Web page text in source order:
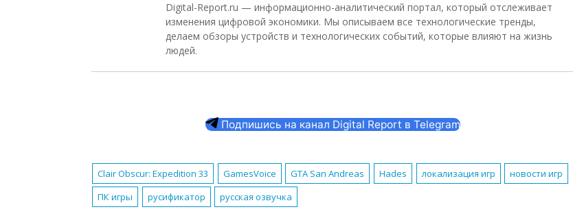
Digital-Report.ru — информационно-аналитический портал, который отслеживает
изменения цифровой экономики. Мы описываем все технологические тренды,
делаем обзоры устройств и технологических событий, которые влияют на жизнь
людей.
Подпишись на канал Digital Report в Telegram
Clair Obscur: Expedition 33 GamesVoice GTA San Andreas Hades локализация игр
новости игр
ПК игры
русификатор русская озвучка